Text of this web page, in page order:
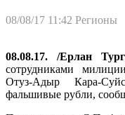
08/08/17 11:42 Регионы
08.08.17. /Ерлан
сотрудниками
Отуз-Адыр Кара-
фальшивые рубли,